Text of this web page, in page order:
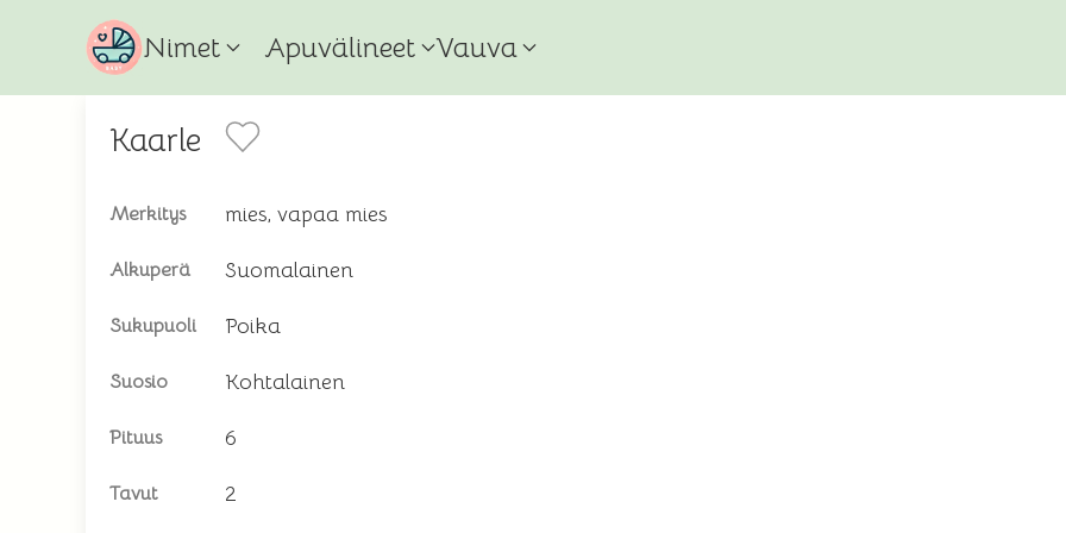
Nimet Apuvälineet Vauva
Kaarle
Merkitys mies, vapaa mies
Alkuperä Suomalainen
Sukupuoli Poika
Suosio Kohtalainen
Pituus 6
Tavut 2